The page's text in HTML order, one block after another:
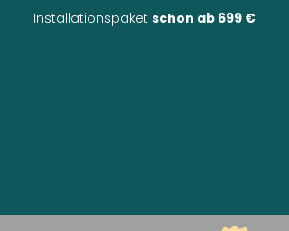
Installationspaket schon ab 699 €